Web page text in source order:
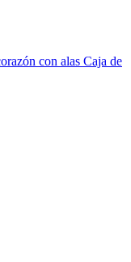
con alas Caja de